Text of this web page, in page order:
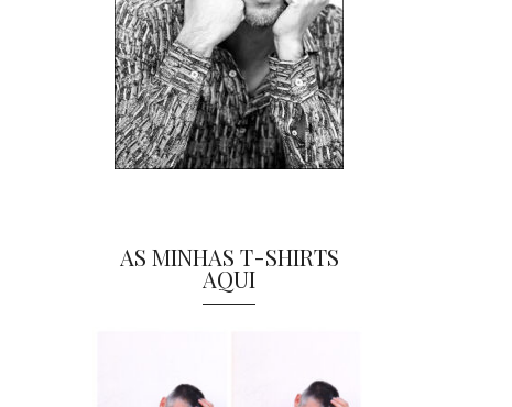
AS MINHAS T-SHIRTS
AQUI